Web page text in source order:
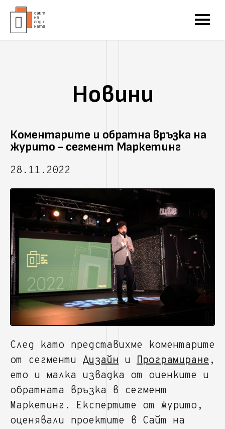
Новини
Коментарите и обратна връзка на
журито - сегмент Маркетинг
28.11.2022
След като представихме коментарите
от сегменти Дизайн и Програмиране,
ето и малка извадка от оценките и
обратната връзка в сегмент
Маркетинг. Експертите от журито,
оценявали проектите в Сайт на